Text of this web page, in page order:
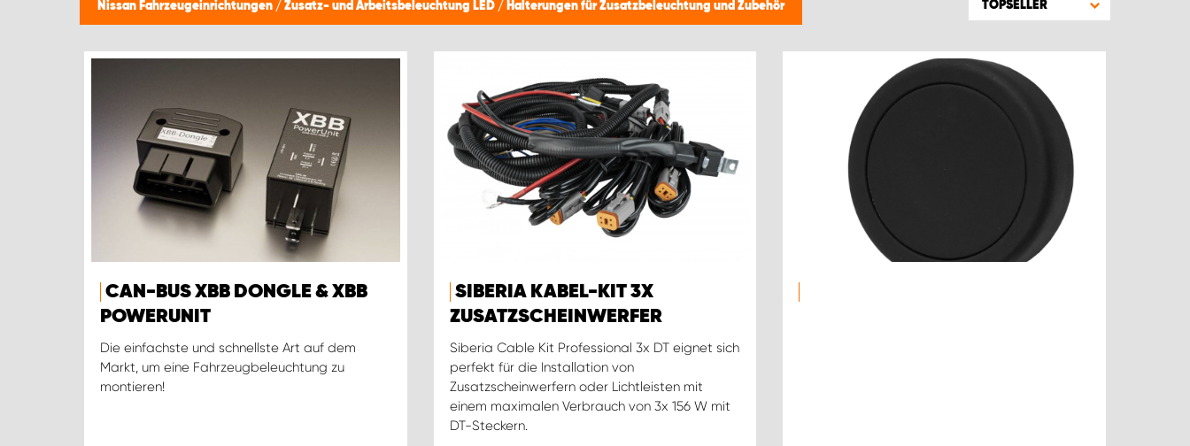
Nissan Fahrzeugeinrichtungen / Zusatz- und Arbeitsbeleuchtung LED / Halterungen für Zusatzbeleuchtung und Zubehör TOPSELLER
CAN-BUS XBB DONGLE & XBB
POWERUNIT
Die einfachste und schnellste Art auf dem
Markt, um eine Fahrzeugbeleuchtung zu
montieren!
SIBERIA KABEL-KIT 3X
ZUSATZSCHEINWERFER
Siberia Cable Kit Professional 3x DT eignet sich
perfekt für die Installation von
Zusatzscheinwerfern oder Lichtleisten mit
einem maximalen Verbrauch von 3x 156 W mit
DT-Steckern.